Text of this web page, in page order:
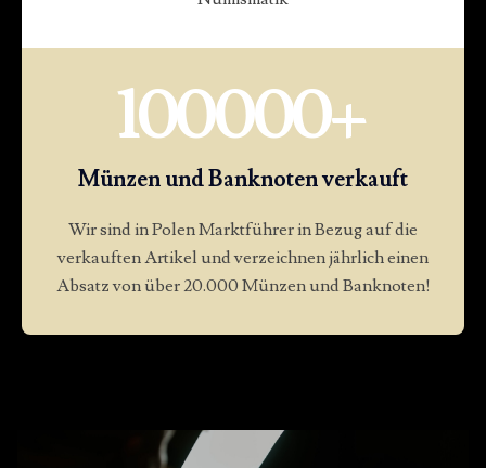
100000+
Münzen und Banknoten verkauft
Wir sind in Polen Marktführer in Bezug auf die
verkauften Artikel und verzeichnen jährlich einen
Absatz von über 20.000 Münzen und Banknoten!